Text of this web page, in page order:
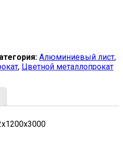
Алюминиевый лист,
, Цветной металлопрокат